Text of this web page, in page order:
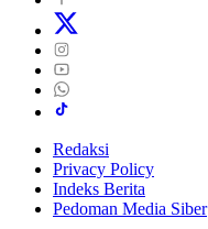
Redaksi
Privacy Policy
Indeks Berita
Pedoman Media Siber